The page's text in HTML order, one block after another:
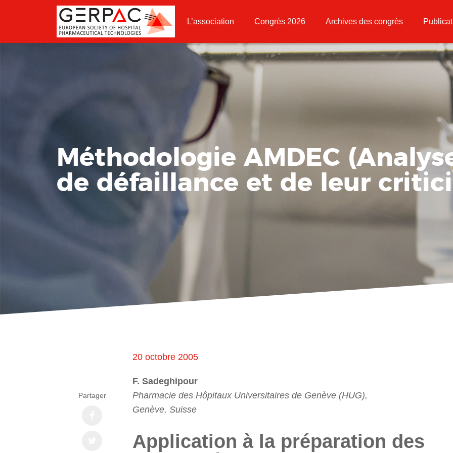
L’association Congrès 2026 Archives des congrès
Méthodologie AMDEC
de défaillance et de leur
20 octobre 2005
F. Sadeghipour
Pharmacie des Hôpitaux Universitaires de Genève (HUG),
Genève, Suisse
Application à la préparation des
Partager